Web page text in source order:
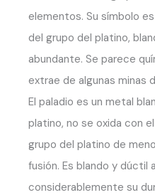
elementos. Su símbolo
del grupo del platino,
abundante. Se parece
extrae de algunas minas
El paladio es un metal
platino, no se oxida con
grupo del platino de
fusión. Es blando y dúctil
considerablemente su